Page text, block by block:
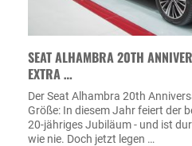
SEAT ALHAMBRA 20TH
EXTRA …
Der Seat Alhambra 20th
Größe: In diesem Jahr feiert der
20-jähriges Jubiläum - und ist
wie nie. Doch jetzt legen …